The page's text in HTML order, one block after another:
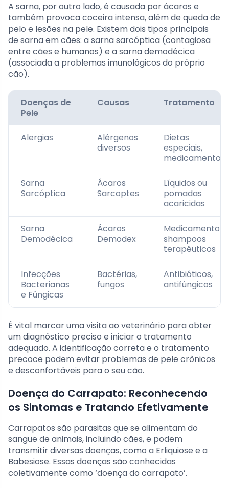
A sarna, por outro lado, é causada por ácaros e
também provoca coceira intensa, além de queda de
pelo e lesões na pele. Existem dois tipos principais
de sarna em cães: a sarna sarcóptica (contagiosa
entre cães e humanos) e a sarna demodécica
(associada a problemas imunológicos do próprio
cão).
Doenças de
Pele
Causas Tratamento
Alergias
Alérgenos
diversos
Dietas
especiais,
medicamentos
Sarna
Sarcóptica
Ácaros
Sarcoptes
Líquidos ou
pomadas
acaricidas
Sarna
Demodécica
Ácaros
Demodex
Medicamentos,
shampoos
terapêuticos
Infecções
Bacterianas
e Fúngicas
Bactérias,
fungos
Antibióticos,
antifúngicos
É vital marcar uma visita ao veterinário para obter
um diagnóstico preciso e iniciar o tratamento
adequado. A identificação correta e o tratamento
precoce podem evitar problemas de pele crônicos
e desconfortáveis para o seu cão.
Doença do Carrapato: Reconhecendo
os Sintomas e Tratando Efetivamente
Carrapatos são parasitas que se alimentam do
sangue de animais, incluindo cães, e podem
transmitir diversas doenças, como a Erliquiose e a
Babesiose. Essas doenças são conhecidas
coletivamente como ‘doença do carrapato’.